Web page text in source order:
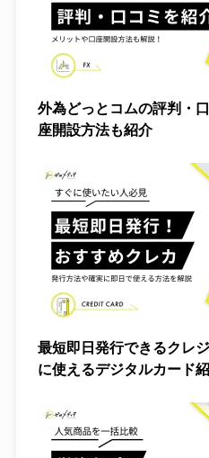
外為どっとコムの評判・
座開設方法も紹介
最短即日発行できるクレ
に使えるデジタルカード